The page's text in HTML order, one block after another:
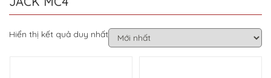
Hiển thị kết quả duy nhất